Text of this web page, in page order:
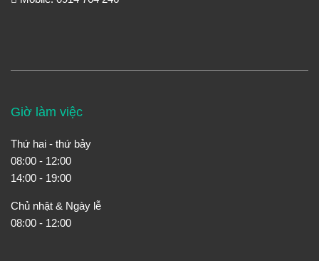
Giờ làm việc
Thứ hai - thứ bảy
08:00 - 12:00
14:00 - 19:00
Chủ nhật & Ngày lễ
08:00 - 12:00